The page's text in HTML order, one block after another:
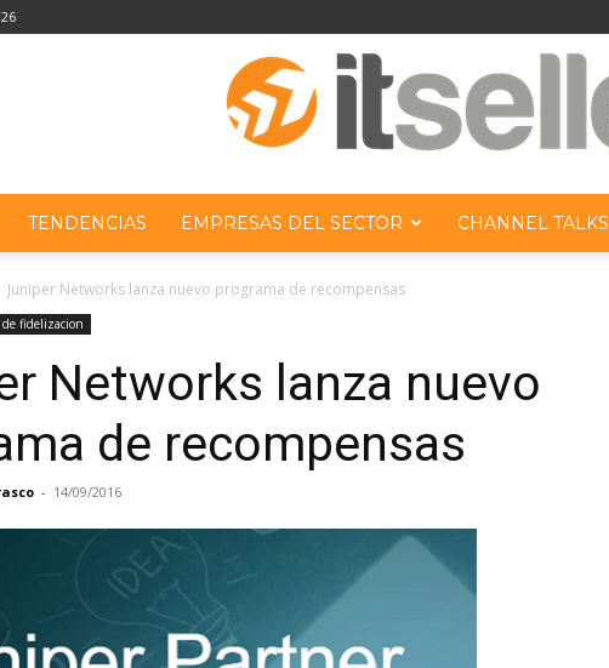
TENDENCIAS EMPRESAS DEL SECTOR CHANNEL TALKS
Juniper Networks lanza nuevo programa de recompensas
de fidelizacion
Networks lanza nuevo
de recompensas
- 14/09/2016